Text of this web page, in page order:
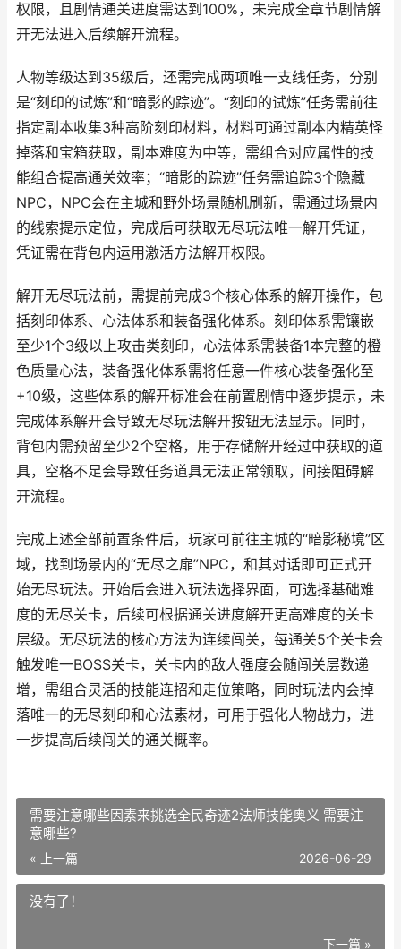
权限，且剧情通关进度需达到100%，未完成全章节剧情解
开无法进入后续解开流程。
人物等级达到35级后，还需完成两项唯一支线任务，分别
是“刻印的试炼”和“暗影的踪迹”。“刻印的试炼”任务需前往
指定副本收集3种高阶刻印材料，材料可通过副本内精英怪
掉落和宝箱获取，副本难度为中等，需组合对应属性的技
能组合提高通关效率；“暗影的踪迹”任务需追踪3个隐藏
NPC，NPC会在主城和野外场景随机刷新，需通过场景内
的线索提示定位，完成后可获取无尽玩法唯一解开凭证，
凭证需在背包内运用激活方法解开权限。
解开无尽玩法前，需提前完成3个核心体系的解开操作，包
括刻印体系、心法体系和装备强化体系。刻印体系需镶嵌
至少1个3级以上攻击类刻印，心法体系需装备1本完整的橙
色质量心法，装备强化体系需将任意一件核心装备强化至
+10级，这些体系的解开标准会在前置剧情中逐步提示，未
完成体系解开会导致无尽玩法解开按钮无法显示。同时，
背包内需预留至少2个空格，用于存储解开经过中获取的道
具，空格不足会导致任务道具无法正常领取，间接阻碍解
开流程。
完成上述全部前置条件后，玩家可前往主城的“暗影秘境”区
域，找到场景内的“无尽之扉”NPC，和其对话即可正式开
始无尽玩法。开始后会进入玩法选择界面，可选择基础难
度的无尽关卡，后续可根据通关进度解开更高难度的关卡
层级。无尽玩法的核心方法为连续闯关，每通关5个关卡会
触发唯一BOSS关卡，关卡内的敌人强度会随闯关层数递
增，需组合灵活的技能连招和走位策略，同时玩法内会掉
落唯一的无尽刻印和心法素材，可用于强化人物战力，进
一步提高后续闯关的通关概率。
需要注意哪些因素来挑选全民奇迹2法师技能奥义 需要注
意哪些?
« 上一篇 2026-06-29
没有了！
下一篇 »